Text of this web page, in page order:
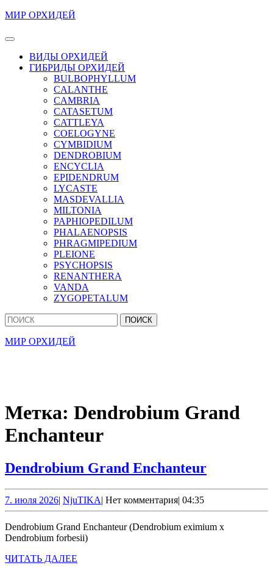
Перейти
содержимому
содержимому
МИР ОРХИДЕЙ
Кнопка
ОткрытьВИДЫ ОРХИДЕЙ
ГИБРИДЫ ОРХИДЕЙ
BULBOPHYLLUM
CALANTHE
CAMBRIA
CATASETUM
CATTLEYA
COELOGYNE
CYMBIDIUM
DENDROBIUM
ENCYCLIA
EPIDENDRUM
LYCASTE
MASDEVALLIA
MILTONIA
PAPHIOPEDILUM
PHALAENOPSIS
PHRAGMIPEDIUM
PLEIONE
PSYCHOPSIS
RENANTHERA
VANDA
ZYGOPETALUM
Кнопка
Закрыть
Найти:
МИР ОРХИДЕЙ
Метка: Dendrobium Grand
Enchanteur
Dendrobium Grand Enchanteur
7. июля 20267.
июля
2026
| NjuTIKANjuTIKA
| Нет комментария| 04:35
Dendrobium Grand Enchanteur (Dendrobium eximium x
Dendrobium forbesii)
ЧИТАТЬ ДАЛЕЕ